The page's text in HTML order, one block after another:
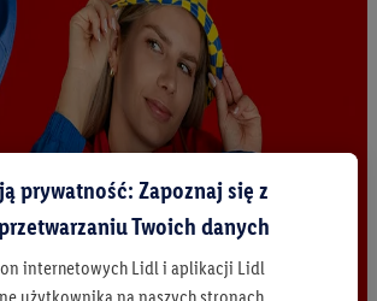
prywatność: Zapoznaj się z
Twoich danych
internetowych Lidl i aplikacji Lidl